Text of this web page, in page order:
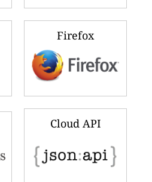
Firefox
Cloud API